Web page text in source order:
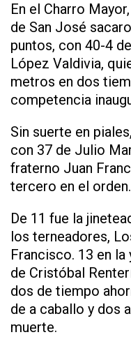
En el Charro
de San José
puntos, con 40-4
López Valdivia,
metros en dos
competencia
Sin suerte en
con 37 de Julio
fraterno Juan
tercero en el orden.
De 11 fue la
los terneadores,
Francisco. 13 en la
de Cristóbal
dos de tiempo
de a caballo y dos
muerte.